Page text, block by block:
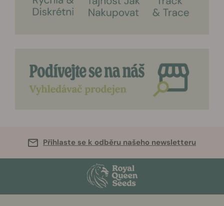
Přihlaste se k odběru našeho newsletteru